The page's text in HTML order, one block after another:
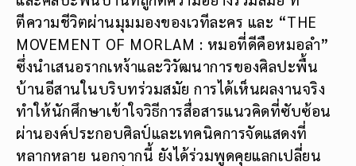
ตีความชีวิตผ่านมุมมองของเวทีละคร และ “THE
MOVEMENT OF MORLAM : หมอที่ดีคือหมอลำ”
ซึ่งนำเสนอรากเหง้าและวิวัฒนาการของศิลปะพื้น
บ้านอีสานในบริบทร่วมสมัย การได้เห็นผลงานจริง
ทำให้นักศึกษาเข้าใจวิธีการสื่อสารแนวคิดที่ซับซ้อน
ผ่านองค์ประกอบศิลป์และเทคนิคการจัดแสดงที่
หลากหลาย นอกจากนี้ ยังได้ร่วมพูดคุยแลกเปลี่ยน